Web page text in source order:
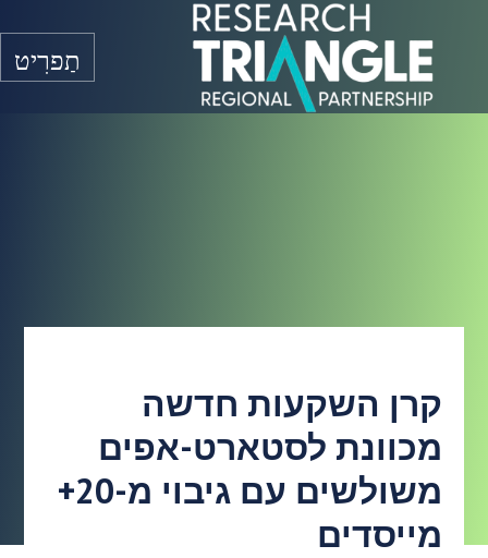
תַפרִיט
קרן השקעות חדשה
מכוונת לסטארט-אפים
משולשים עם גיבוי מ-20+
מייסדים